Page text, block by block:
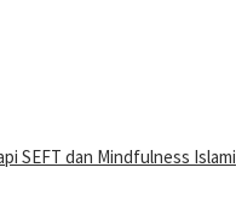
SEFT dan Mindfulness Islami